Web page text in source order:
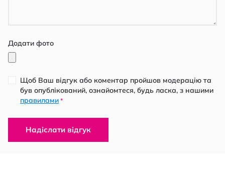
Додати фото
Щоб Ваш відгук або коментар пройшов модерацію та
був опублікований, ознайомтеся, будь ласка, з нашими
правилами *
Надіслати відгук